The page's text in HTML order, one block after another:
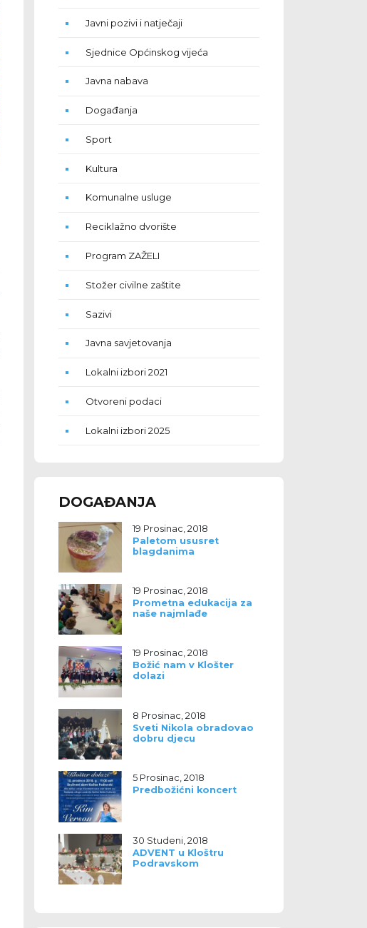
Javni pozivi i natječaji
Sjednice Općinskog vijeća
Javna nabava
Događanja
Sport
Kultura
Komunalne usluge
Reciklažno dvorište
Program ZAŽELI
Stožer civilne zaštite
Sazivi
Javna savjetovanja
Lokalni izbori 2021
Otvoreni podaci
Lokalni izbori 2025
DOGAĐANJA
19 Prosinac, 2018
Paletom ususret
blagdanima
19 Prosinac, 2018
Prometna edukacija za
naše najmlađe
19 Prosinac, 2018
Božić nam v Klošter
dolazi
8 Prosinac, 2018
Sveti Nikola obradovao
dobru djecu
5 Prosinac, 2018
Predbožićni koncert
30 Studeni, 2018
ADVENT u Kloštru
Podravskom